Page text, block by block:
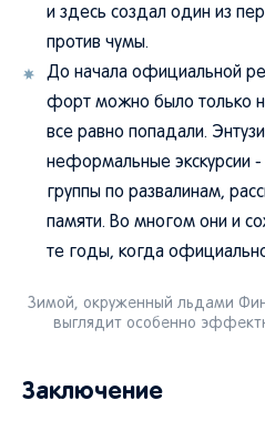
и здесь создал один из
против чумы.
До начала официальной
форт можно было только
все равно попадали.
неформальные экскурсии
группы по развалинам,
памяти. Во многом они и
те годы, когда
Зимой, окруженный льдами
выглядит особенно
Заключение